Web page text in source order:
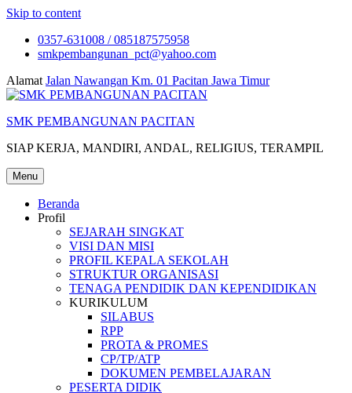
Skip to content
0357-631008 / 085187575958
smkpembangunan_pct@yahoo.com
Alamat Jalan Nawangan Km. 01 Pacitan Jawa Timur
SMK PEMBANGUNAN PACITAN
SIAP KERJA, MANDIRI, ANDAL, RELIGIUS, TERAMPIL
Menu
Beranda
Profil
SEJARAH SINGKAT
VISI DAN MISI
PROFIL KEPALA SEKOLAH
STRUKTUR ORGANISASI
TENAGA PENDIDIK DAN KEPENDIDIKAN
KURIKULUM
SILABUS
RPP
PROTA & PROMES
CP/TP/ATP
DOKUMEN PEMBELAJARAN
PESERTA DIDIK